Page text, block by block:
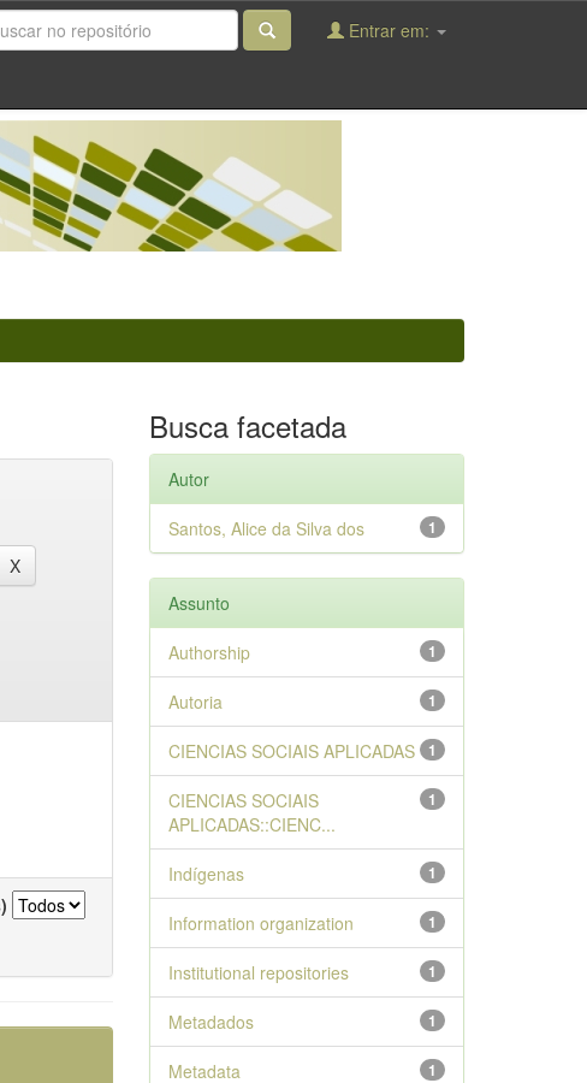
Entrar em:
Busca facetada
Autor
1
Santos, Alice da Silva dos
Assunto
1
Authorship
1
Autoria
1
CIENCIAS SOCIAIS APLICADAS
1
CIENCIAS SOCIAIS
APLICADAS::CIENC...
1
Indígenas
1
Information organization
1
Institutional repositories
1
Metadados
1
Metadata